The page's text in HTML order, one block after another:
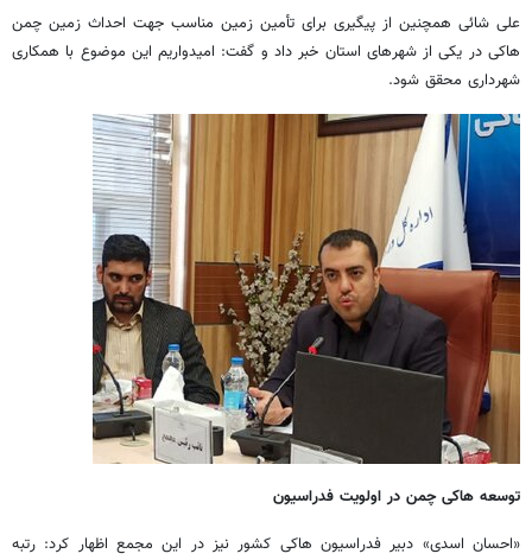
علی شائی همچنین از پیگیری برای تأمین زمین مناسب جهت احداث زمین چمن
هاکی در یکی از شهرهای استان خبر داد و گفت: امیدواریم این موضوع با همکاری
شهرداری محقق شود.
توسعه هاکی چمن در اولویت فدراسیون
«احسان اسدی» دبیر فدراسیون هاکی کشور نیز در این مجمع اظهار کرد: رتبه